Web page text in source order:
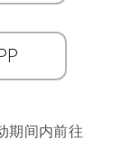
期间内前往